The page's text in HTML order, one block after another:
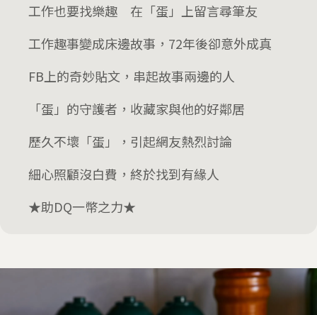
工作也要找樂趣 在「蛋」上留言尋筆友
工作趣事變成床邊故事，72年後卻意外成真
FB上的奇妙貼文，串起故事兩邊的人
「蛋」的守護者，收藏家與他的好鄰居
歷久不壞「蛋」，引起網友熱烈討論
細心照顧沒白費，終於找到有緣人
★助DQ一幣之力★